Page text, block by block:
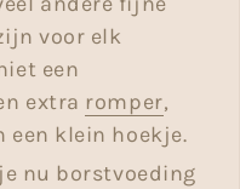
voor elk
een
extra romper,
klein hoekje.
nu borstvoeding